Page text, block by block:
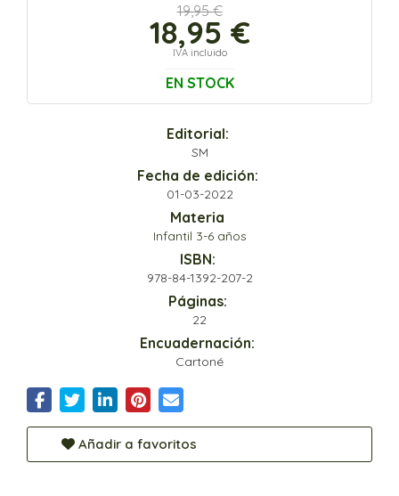
19,95 €
18,95 €
IVA incluido
EN STOCK
Editorial:
SM
Fecha de edición:
01-03-2022
Materia
Infantil 3-6 años
ISBN:
978-84-1392-207-2
Páginas:
22
Encuadernación:
Cartoné
Añadir a favoritos